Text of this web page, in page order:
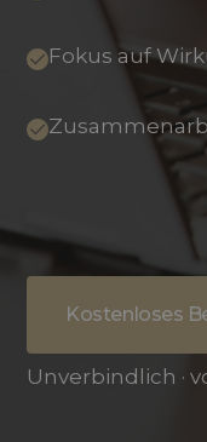
Fokus auf
Kostenloses
Unverbindlich ·